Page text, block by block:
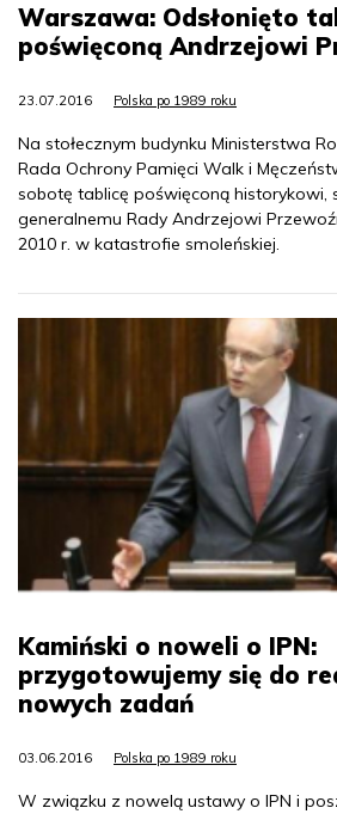
Warszawa: Odsłonięto
poświęconą Andrzejowi
23.07.2016 Polska po 1989 roku
Na stołecznym budynku Ministerstwa
Rada Ochrony Pamięci Walk i
sobotę tablicę poświęconą historykowi,
generalnemu Rady Andrzejowi
2010 r. w katastrofie smoleńskiej.
Kamiński o noweli o IPN:
przygotowujemy się do
nowych zadań
03.06.2016 Polska po 1989 roku
W związku z nowelą ustawy o IPN i